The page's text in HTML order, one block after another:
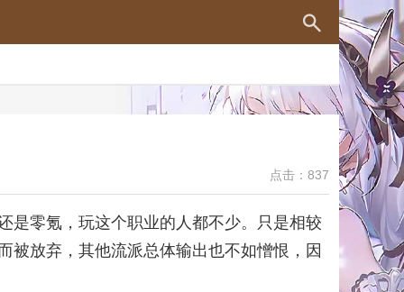
点击：837
是零氪，玩这个职业的人都不少。只是相较
放弃，其他流派总体输出也不如憎恨，因